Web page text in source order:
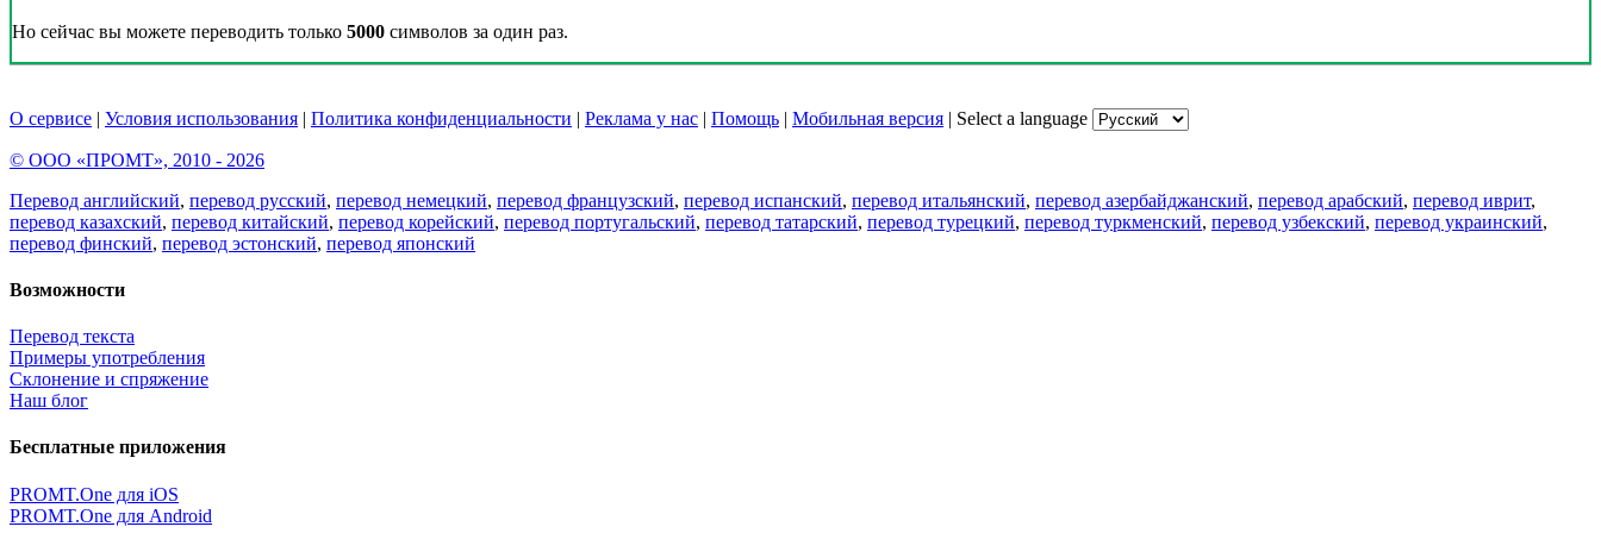
Но сейчас вы можете переводить только 5000 символов за один раз.
О сервисе | Условия использования | Политика конфиденциальности | Реклама у нас | Помощь | Мобильная версия | Select a language
© ООО «ПРОМТ», 2010 - 2026
Перевод английский, перевод русский, перевод немецкий, перевод французский, перевод испанский, перевод итальянский, перевод азербайджанский, перевод арабский, перевод иврит,
перевод казахский, перевод китайский, перевод корейский, перевод португальский, перевод татарский, перевод турецкий, перевод туркменский, перевод узбекский, перевод украинский,
перевод финский, перевод эстонский, перевод японский
Возможности
Перевод текста
Примеры употребления
Склонение и спряжение
Наш блог
Бесплатные приложения
PROMT.One для iOS
PROMT.One для Android